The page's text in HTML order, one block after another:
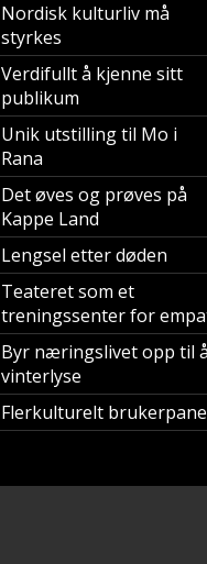
Nordisk kulturliv må
styrkes
Verdifullt å kjenne sitt
publikum
Unik utstilling til Mo i
Rana
Det øves og prøves på
Kappe Land
Lengsel etter døden
Teateret som et
treningssenter for
Byr næringslivet opp til å
vinterlyse
Flerkulturelt